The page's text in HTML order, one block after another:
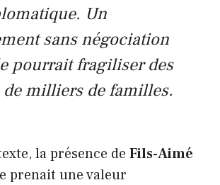
Un
sans négociation
pourrait fragiliser des
de milliers de familles.
la présence de Fils-Aimé
prenait une valeur